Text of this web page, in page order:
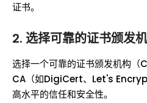
证书。
2. 选择可靠的证书颁发
选择一个可靠的证书颁发机构（
CA（如DigiCert、Let's
高水平的信任和安全性。